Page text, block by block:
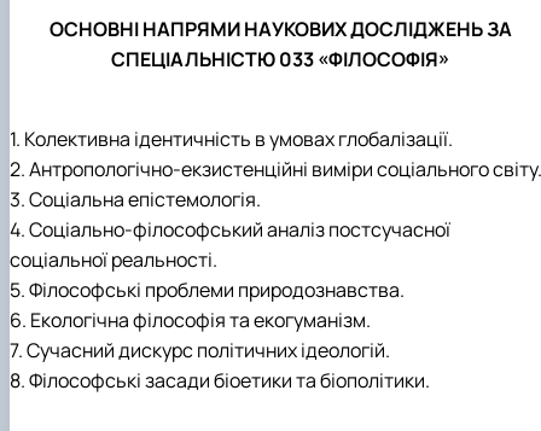
ОСНОВНІ НАПРЯМИ НАУКОВИХ ДОСЛІДЖЕНЬ ЗА
СПЕЦІАЛЬНІСТЮ 033 «ФІЛОСОФІЯ»
1. Колективна ідентичність в умовах глобалізації.
2. Антропологічно-екзистенційні виміри соціального світу.
3. Соціальна епістемологія.
4. Соціально-філософський аналіз постсучасної
соціальної реальності.
5. Філософські проблеми природознавства.
6. Екологічна філософія та екогуманізм.
7. Сучасний дискурс політичних ідеологій.
8. Філософські засади біоетики та біополітики.